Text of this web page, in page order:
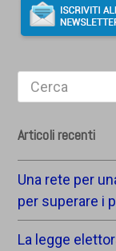
Search
Articoli recenti
Una rete per
per superare i
La legge